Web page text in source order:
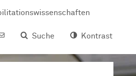
Suche
Kontrast